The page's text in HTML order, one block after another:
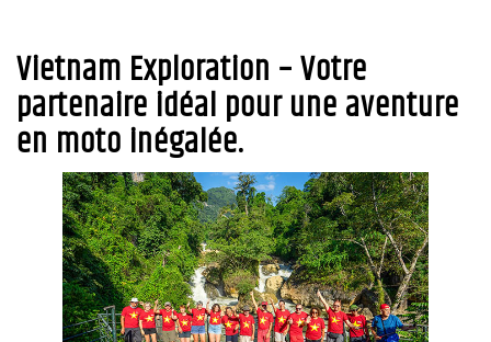
Vietnam Exploration – Votre
partenaire idéal pour une aventure
en moto inégalée.